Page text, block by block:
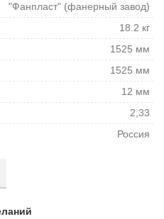
"Фанпласт" (фанерный завод)
18.2 кг
1525 мм
1525 мм
12 мм
2,33
Россия